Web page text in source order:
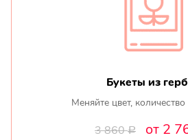
Букеты из
Меняйте цвет,
3 860Р от 2